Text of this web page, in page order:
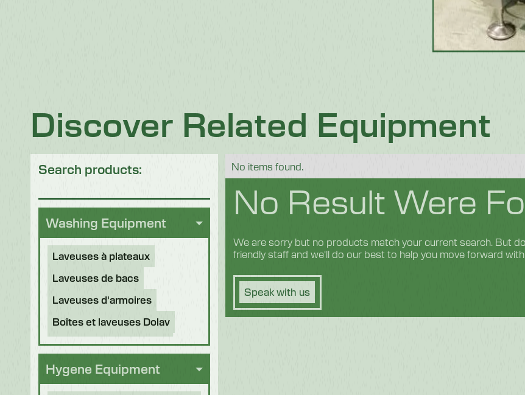
Discover Related Equipment
Search products:
Washing Equipment
Laveuses à plateaux
Laveuses de bacs
Laveuses d'armoires
Boîtes et laveuses Dolav
Laveuses à crémaillères
Tunnels de désinfection
Autres applications
Hygene Equipment
No items found.
No Result Were
We are sorry but no products match your current search. But
friendly staff and we'll do our best to help you move forward
Speak with us